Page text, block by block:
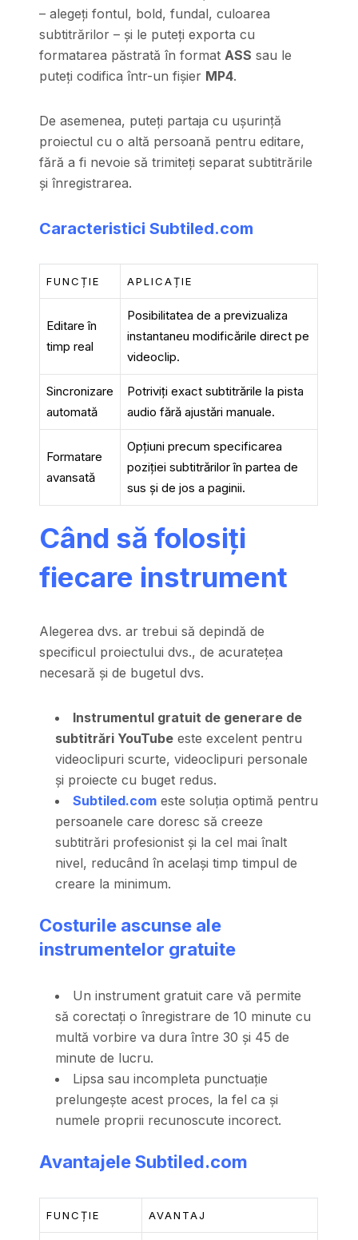
– alegeți fontul, bold, fundal, culoarea
subtitrărilor – și le puteți exporta cu
formatarea păstrată în format ASS sau le
puteți codifica într-un fișier MP4.
De asemenea, puteți partaja cu ușurință
proiectul cu o altă persoană pentru editare,
fără a fi nevoie să trimiteți separat subtitrările
și înregistrarea.
CaracteristiciSubtiled.com
FUNCȚIE APLICAȚIE
Editare în
timp real
Posibilitatea de a previzualiza
instantaneu modificările direct pe
videoclip.
Sincronizare
automată
Potriviți exact subtitrările la pista
audio fără ajustări manuale.
Formatare
avansată
Opțiuni precum specificarea
poziției subtitrărilor în partea de
sus și de jos a paginii.
Când să folosiți
fiecare instrument
Alegerea dvs. ar trebui să depindă de
specificul proiectului dvs., de acuratețea
necesară și de bugetul dvs.
Instrumentul gratuit de generare de
subtitrări YouTube este excelent pentru
videoclipuri scurte, videoclipuri personale
și proiecte cu buget redus.
Subtiled.com este soluția optimă pentru
persoanele care doresc să creeze
subtitrări profesionist și la cel mai înalt
nivel, reducând în același timp timpul de
creare la minimum.
Costurile ascunse ale
instrumentelor gratuite
Un instrument gratuit care vă permite
să corectați o înregistrare de 10 minute cu
multă vorbire va dura între 30 și 45 de
minute de lucru.
Lipsa sau incompleta punctuație
prelungește acest proces, la fel ca și
numele proprii recunoscute incorect.
AvantajeleSubtiled.com
FUNCȚIE AVANTAJ